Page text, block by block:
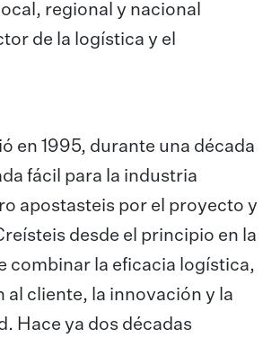
regional y nacional
de la logística y el
en 1995, durante una década
fácil para la industria
apostasteis por el proyecto y
desde el principio en la
combinar la eficacia logística,
al cliente, la innovación y la
Hace ya dos décadas